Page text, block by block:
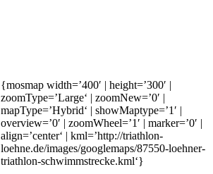
{mosmap width=’400′ | height=’300′ |
zoomType=’Large‘ | zoomNew=’0′ |
mapType=’Hybrid‘ | showMaptype=’1′ |
overview=’0′ | zoomWheel=’1′ | marker=’0′ |
align=’center‘ | kml=’http://triathlon-
loehne.de/images/googlemaps/87550-loehner-
triathlon-schwimmstrecke.kml‘}